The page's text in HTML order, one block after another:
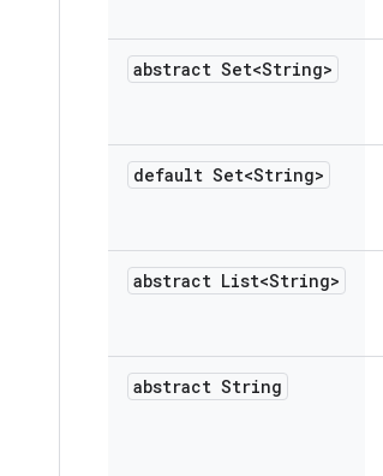
abstract Set<String>
default Set<String>
abstract List<String>
abstract String